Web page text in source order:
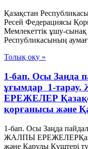
Қазақстан
Ресей Федерациясы
Мемлекеттік ұшу-
Республикасының
Толық оқу »
1-бап. Осы Заңда
ұғымдар 1-
ЕРЕЖЕЛЕР
қорғанысы және
1-бап. Осы Заңда
ЖАЛПЫ
және Қарулы Күштері